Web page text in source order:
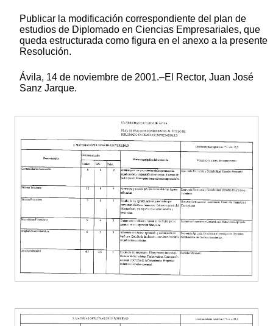
Publicar la modificación correspondiente del plan de
estudios de Diplomado en Ciencias Empresariales, que
queda estructurada como figura en el anexo a la presente
Resolución.
Ávila, 14 de noviembre de 2001.–El Rector, Juan José
Sanz Jarque.